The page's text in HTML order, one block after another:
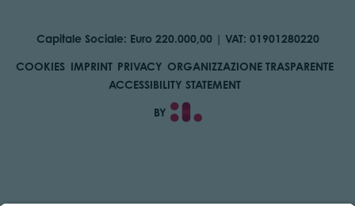
Capitale Sociale: Euro 220.000,00 | VAT: 01901280220
COOKIES IMPRINT PRIVACY ORGANIZZAZIONE TRASPARENTE
ACCESSIBILITY STATEMENT
BY